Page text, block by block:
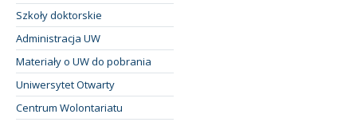
Szkoły doktorskie
Administracja UW
Materiały o UW do pobrania
Uniwersytet Otwarty
Centrum Wolontariatu